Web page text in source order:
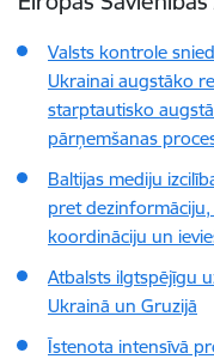
Valsts kontrole
Ukrainai augstāko
starptautisko
pārņemšanas
Baltijas mediju
pret
koordināciju un
Atbalsts ilgtspējīgu
Ukrainā un Gruzijā
Īstenota intensīvā